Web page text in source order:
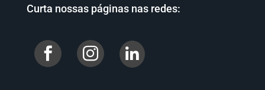
Curta nossas páginas nas redes:
 